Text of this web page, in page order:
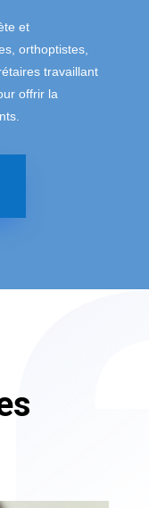
et
orthoptistes,
travaillant
offrir la